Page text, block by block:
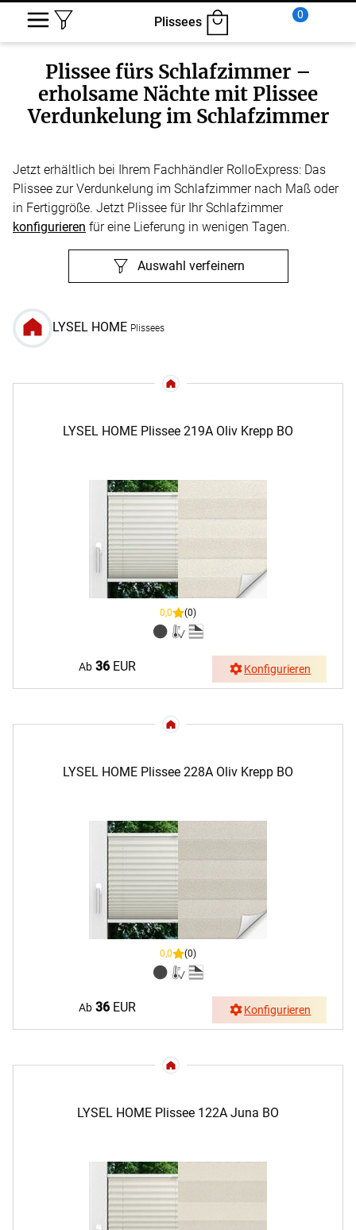
Plissees
0
Plissee fürs Schlafzimmer –
erholsame Nächte mit Plissee
Verdunkelung im Schlafzimmer
Jetzt erhältlich bei Ihrem Fachhändler RolloExpress: Das
Plissee zur Verdunkelung im Schlafzimmer nach Maß oder
in Fertiggröße. Jetzt Plissee für Ihr Schlafzimmer
konfigurieren für eine Lieferung in wenigen Tagen.
Auswahl verfeinern
LYSEL HOME Plissees
LYSEL HOME Plissee 219A Oliv Krepp BO
0,0 (0)
Ab 36 EUR Konfigurieren
LYSEL HOME Plissee 228A Oliv Krepp BO
0,0 (0)
Ab 36 EUR Konfigurieren
LYSEL HOME Plissee 122A Juna BO